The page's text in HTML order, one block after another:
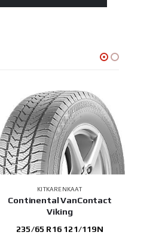
KITKARENKAAT
Continental VanContact
Viking
235/65 R16 121/119N